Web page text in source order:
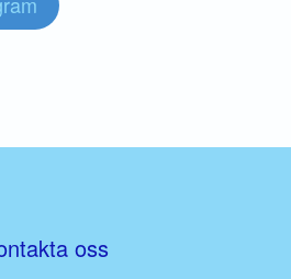
oss